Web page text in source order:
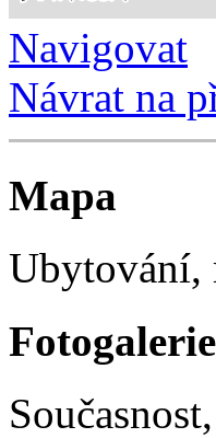
Navigovat
Návrat na
Mapa
Ubytování,
Fotogalerie